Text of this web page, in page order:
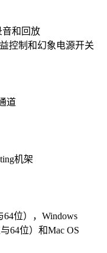
音和回放
控制和幻象电源开关
道
机架
位），Windows
64位）和Mac OS